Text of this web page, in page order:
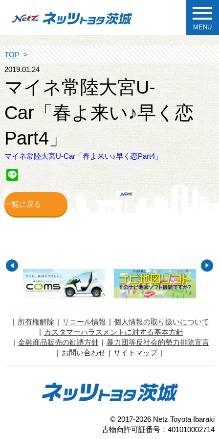
MENU
TOP
2019.01.24
マイネ常陸大宮U-
Car「春よ来い♪早く恋
Part4」
マイネ常陸大宮U-Car「春よ来い♪早く恋Part4」
Line
一覧に戻る
所有権解除 リコール情報
個人情報の取り扱いについて
カスタマーハラスメントに対する基本方針
金融商品販売の勧誘方針
暴力団等反社会的勢力排除宣言
お問い合わせ
サイトマップ
© 2017-2026 Netz Toyota Ibaraki
古物商許可証番号：401010002714